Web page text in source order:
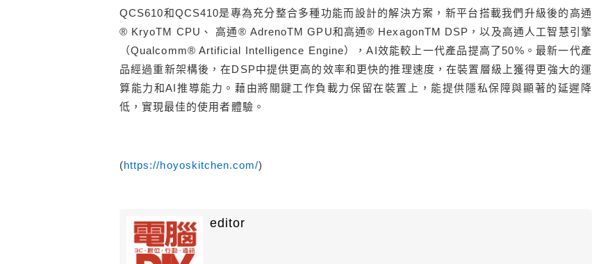
QCS610和QCS410是專為充分整合多種功能而設計的解決方案，新平台搭載我們升級後的高通
® KryoTM CPU、 高通® AdrenoTM GPU和高通® HexagonTM DSP，以及高通人工智慧引擎
（Qualcomm® Artificial Intelligence Engine），AI效能較上一代產品提高了50%。最新一代產
品經過重新架構後，在DSP中提供更高的效率和更快的推理速度，在裝置層級上獲得更強大的運
算能力和AI推導能力。藉由將關鍵工作負載力保留在裝置上，能提供隱私保障與顯著的延遲降
低，實現最佳的使用者體驗。
(https://hoyoskitchen.com/)
editor